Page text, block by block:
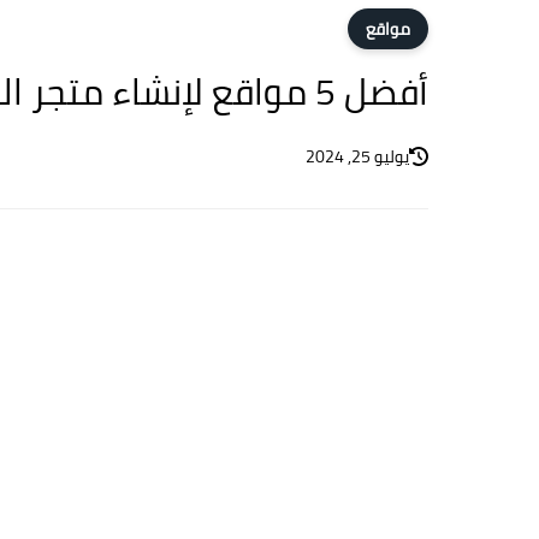
مواقع
أفضل 5 مواقع لإنشاء متجر الكتروني نشط وناجح مجانا 2024
يوليو 25, 2024